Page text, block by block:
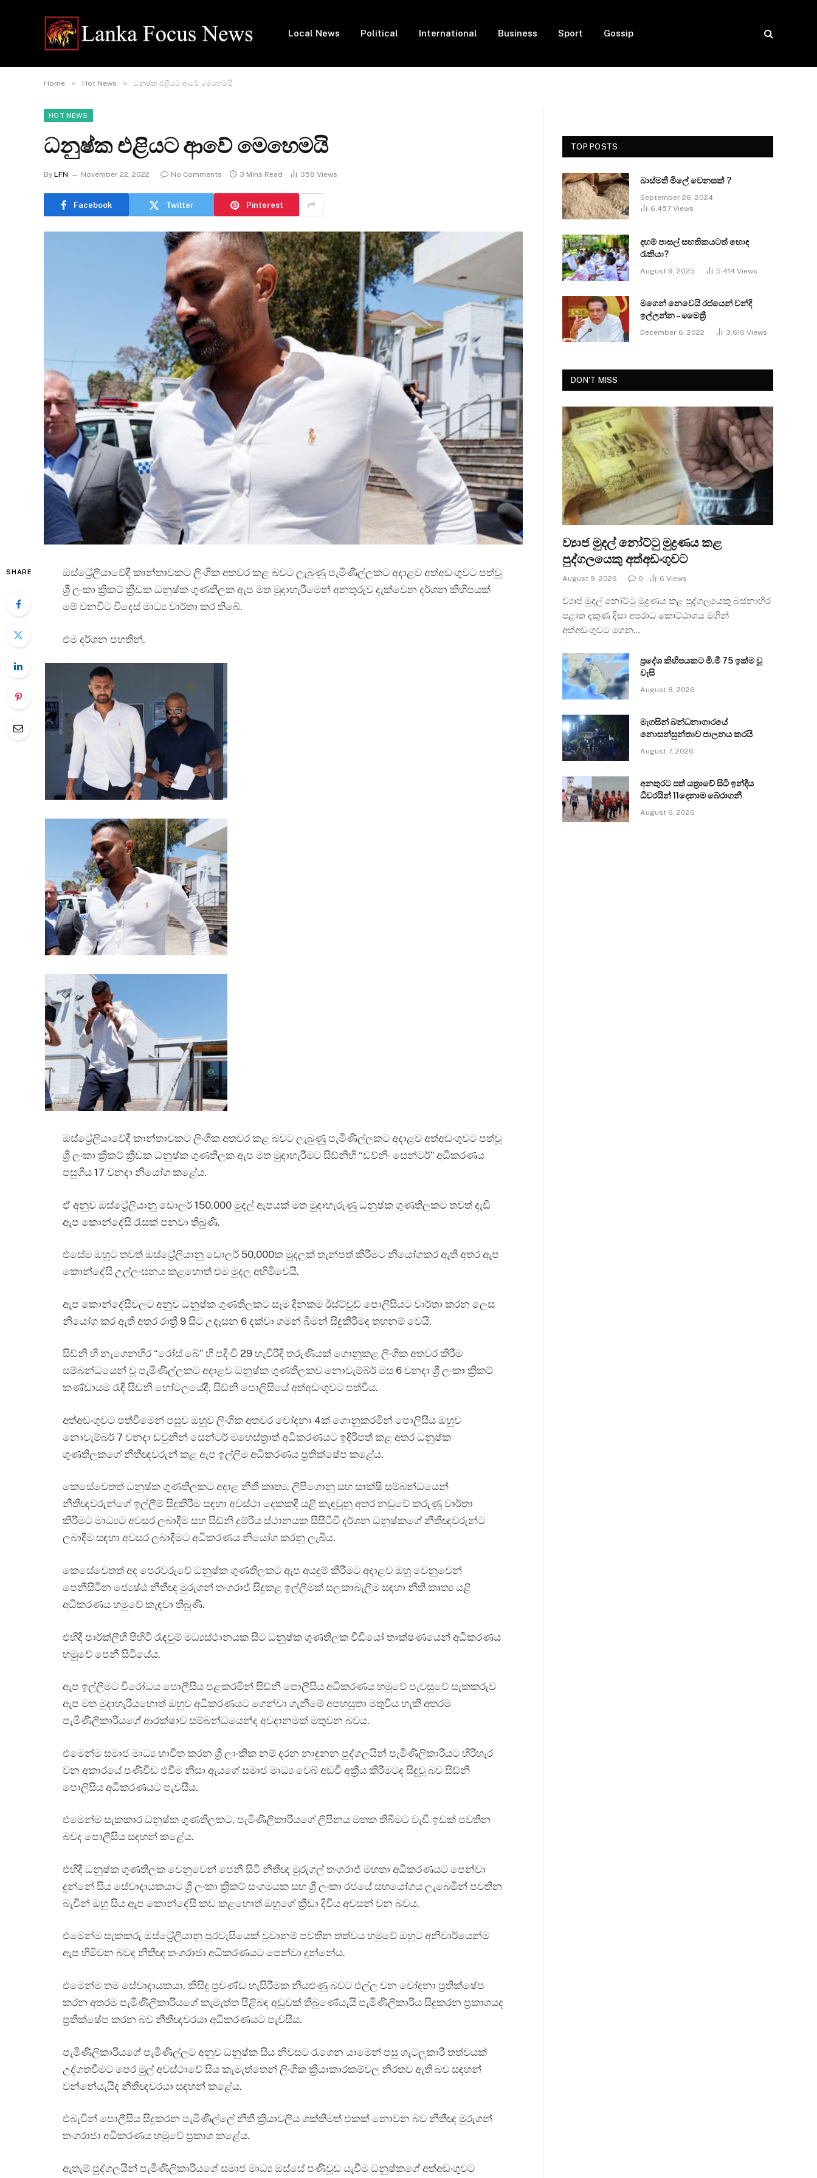
Local News Political International Business Sport Gossip
Home » Hot News » ධනුෂ්ක එළියට ආවේ මෙහෙමයි
HOT NEWS
ධනුෂ්ක එළියට ආවේ මෙහෙමයි
By LFN November 22, 2022 No Comments 3 Mins Read 358 Views
Facebook Twitter Pinterest
SHARE
ඔස්ට්‍රේලියාවේදී කාන්තාවකට ලිංගික අතවර කළ බවට ලැබුණු පැමිණිල්ලකට අදාළව අත්අඩංගුවට පත්වූ
ශ්‍රී ලංකා ක්‍රිකට් ක්‍රීඩක ධනුෂ්ක ගුණතිලක ඇප මත මුදාහැරීමෙන් අනතුරුව දැක්වෙන දර්ශන කිහිපයක්
මේ වනවිට විදෙස් මාධ්‍ය වාර්තා කර තිබේ.
එම දර්ශන පහතින්.
ඔස්ට්‍රේලියාවේදී කාන්තාවකට ලිංගික අතවර කළ බවට ලැබුණු පැමිණිල්ලකට අදාළව අත්අඩංගුවට පත්වූ
ශ්‍රී ලංකා ක්‍රිකට් ක්‍රීඩක ධනුෂ්ක ගුණතිලක ඇප මත මුදාහැරීමට සිඩ්නිහි “ඩව්නිං සෙන්ටර්” අධිකරණය
පසුගිය 17 වනදා නියෝග කළේය.
ඒ අනුව ඔස්ට්‍රේලියානු ඩොලර් 150,000 මුදල් ඇපයක් මත මුදාහැරුණු ධනුෂ්ක ගුණතිලකට තවත් දැඩි
ඇප කොන්දේසි රැසක් පනවා තිබුණි.
එසේම ඔහුට තවත් ඔස්ට්‍රේලියානු ඩොලර් 50,000ක මුදලක් තැන්පත් කිරීමට නියෝගකර ඇති අතර ඇප
කොන්දේසි උල්ලංඝනය කළහොත් එම මුදල අහිමිවෙයි.
ඇප කොන්දේසිවලට අනුව ධනුෂ්ක ගුණතිලකට සෑම දිනකම ඊස්ට්වුඩ් පොලීසියට වාර්තා කරන ලෙස
නියෝග කර ඇති අතර රාත්‍රී 9 සිට උදෑසන 6 දක්වා ගමන් බිමන් සිදුකිරීමද තහනම් වෙයි.
සිඩ්නි හි නැගෙනහිර “රෝස් බේ” හි පදිංචි 29 හැවිරිදි තරුණියක් ගොනුකළ ලිංගික අතවර කිරීම
සම්බන්ධයෙන් වූ පැමිණිල්ලකට අදාළව ධනුෂ්ක ගුණතිලකව නොවැම්බ්ර් මස 6 වනදා ශ්‍රී ලංකා ක්‍රිකට්
කණ්ඩායම රැඳී සිඩනි හෝටලයේදී, සිඩ්නි පොලිසියේ අත්අඩංගුවට පත්විය.
අත්අඩංගුවට පත්වීමෙන් පසුව ඔහුව ලිංගික අතවර චෝදනා 4ක් ගොනුකරමින් පොලිසීය ඔහුව
නොවැම්බර් 7 වනදා ඩවුනින් සෙන්ටර් මහෙස්ත්‍රාත් අධිකරණයට ඉදිරිපත් කළ අතර ධනුෂ්ක
ගුණතිලකගේ නීතීඥවරුන් කළ ඇප ඉල්ලීම අධිකරණය ප්‍රතික්ෂේප කළේය.
කෙසේවෙතත් ධනුෂ්ක ගුණතිලකට අදාළ නීතී කෘත්‍ය, ලිපිගොනු සහ සාක්ෂි සම්බන්ධයෙන්
නීතීඥවරුන්ගේ ඉල්ලීම් සිදුකිරීම සඳහා අවස්ථා දෙකකදී යළි කැඳවූනු අතර නඩුවේ කරුණු වාර්තා
කිරීමට මාධ්‍යට අවසර ලබාදීම සහ සිඩ්නි දුම්රිය ස්ථානයක සීසීටීවී දර්ශන ධනුෂ්කගේ නීතීඥවරුන්ට
ලබාදීම සඳහා අවසර ලබාදීමට අධිකරණය නියෝග කරනු ලැබීය.
කෙසේවෙතත් අද පෙරවරුවේ ධනුෂ්ක ගුණතිලකට ඇප අයදුම් කිරීමට අදාළව ඔහු වෙනුවෙන්
පෙනීසිටින ජ්‍යෙෂ්ඨ නීතීඥ මුරුගන් තංගරාජ් සිදුකළ ඉල්ලීමක් සලකාබැලීම සඳහා නීති කෘත්‍ය යළි
අධිකරණය හමුවේ කැඳවා තිබුණි.
එහිදී පාර්ක්ලීහී පිහිටි රැඳවුම් මධ්‍යස්ථානයක සිට ධනුෂ්ක ගුණතිලක වීඩියෝ තාක්ෂණයෙන් අධිකරණය
හමුවේ පෙනී සිටියේය.
ඇප ඉල්ලීමට විරෝධය පොලීසිය පළකරමින් සිඩ්නි පොලීසිය අධිකරණය හමුවේ පැවසුවේ සැකකරුව
ඇප මත මුදාහැරියහොත් ඔහුව අධිකරණයට ගෙන්වා ගැනීමේ අපහසුතා මතුවිය හැකි අතරම
පැමිණිලිකාරියගේ ආරක්ෂාව සම්බන්ධයෙන්ද අවදානමක් මතුවන බවය.
එමෙන්ම සමාජ මාධ්‍ය භාවිත කරන ශ්‍රී ලාංකික නම් දරන නාඳුනන පුද්ගලයින් පැමිණිලිකාරියට හිරිහැර
වන අකාරයේ පණිවිඩ එවීම නිසා ඇයගේ සමාජ මාධ්‍ය වෙබ් අඩවි අක්‍රීය කිරීමටද සිදුවූ බව සිඩ්නි
පොලිසිය අධිකරණයට පැවසීය.
එමෙන්ම සැකකාර ධනුෂ්ක ගුණතිලකට, පැමිණිලිකාරියගේ ලිපිනය මතක තිබීමට වැඩි ඉඩක් පවතින
බවද පොලීසිය සඳහන් කළේය.
එහිදී ධනුෂ්ක ගුණතිලක වෙනුවෙන් පෙනී සිටි නීතීඥ මුරුගල් තංගරාජ් මහතා අධිකරණයට පෙන්වා
දුන්නේ සිය සේවාදායකයාට ශ්‍රී ලංකා ක්‍රිකට් සංගමයක සහ ශ්‍රී ලංකා රජයේ සහයෝගය ලැබෙමින් පවතින
බැවින් ඔහු සිය ඇප කොන්දේසි කඩ කළහොත් ඔහුගේ ක්‍රීඩා දිවිය අවසන් වන බවය.
එමෙන්ම සැකකරු ඔස්ට්‍රේලියානු පුරවැසියෙක් වූවානම් පවතින තත්වය හමුවේ ඔහුට අනිවාර්යෙන්ම
ඇප හිමිවන බවද නීතීඥ තංගරාජා අධිකරණයට පෙන්වා දුන්නේය.
එමෙන්ම තම සේවාදායකයා, කිසිදු ප්‍රචණ්ඩ හැසිරීමක නියළුණු බවට එල්ල වන චෝදනා ප්‍රතික්ෂේප
කරන අතරම පැමිණිලිකාරියගේ කැමැත්ත පිළිබඳ අඩුවක් තිබුණේයැයි පැමිණිලිකාරිය සිදුකරන ප්‍රකාශයද
ප්‍රතික්ෂේප කරන බව නීතීඥවරයා අධිකරණයට පැවසීය.
පැමිණිලිකාරියගේ පැමිණිල්ලට අනුව ධනුෂ්ක සිය නිවසට රැගෙන යාමෙන් පසු ගැටලුකාරී තත්වයක්
උද්ගතවීමට පෙර මුල් අවස්ථාවේ සිය කැමැත්තෙන් ලිංගික ක්‍රියාකාරකම්වල නිරතව ඇති බව සඳහන්
වන්නේයැයිද නීතීඥවරයා සඳහන් කළේය.
එබැවින් පොලීසිය සිදුකරන පැමිණිල්ලේ නීතී ක්‍රියාවලිය ශක්තිමත් එකක් නොවන බව නීතීඥ මුරුගන්
තංගරාජා අධිකරණය හමුවේ ප්‍රකාශ කළේය.
ඇතැම් පුද්ගලයින් පැමිණිලිකාරියගේ සමාජ මාධ්‍ය ඔස්සේ පණිවූඩ යැවීම ධනුෂ්කගේ අත්අඩංගුවට
TOP POSTS
බාස්මතී මිලේ වෙනසක් ?
September 26, 2024
6,457 Views
දහම් පාසල් සහතිකයටත් හොඳ
රැකියා?
August 9, 2025 5,414 Views
මගෙන් නෙවෙයි රජයෙන් වන්දි
ඉල්ලන්න – මෛත්‍රී
December 6, 2022 3,616 Views
DON'T MISS
ව්‍යාජ මුදල් නෝට්ටු මුද්‍රණය කළ
පුද්ගලයෙකු අත්අඩංගුවට
August 9, 2026 0 6 Views
ව්‍යාජ මුදල් නෝට්ටු මුද්‍රණය කළ පුද්ගලයෙකු බස්නාහිර
පළාත දකුණ දිසා අපරාධ කොට්ඨාශය මගින්
අත්අඩංගුවට ගෙන…
ප්‍රදේශ කිහිපයකට මි.මී 75 ඉක්ම වූ
වැසි
August 8, 2026
මැගසින් බන්ධනාගාරයේ
නොසන්සුන්තාව පාලනය කරයි
August 7, 2026
අනතුරට පත් යත්‍රාවේ සිටි ඉන්දීය
ධීවරයින් 11දෙනාම බේරාගනී
August 6, 2026